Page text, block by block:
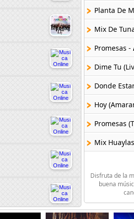
Planta De
Mix De
Promesas -
Dime Tu
Donde
Hoy
Promesas
Mix
Mix
Amor De
Disfruta de la
buena